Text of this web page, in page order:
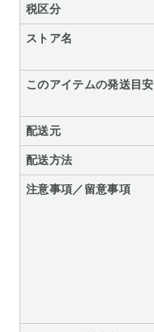
税区分
ストア名
このアイテムの発送目安
配送元
配送方法
注意事項／留意事項